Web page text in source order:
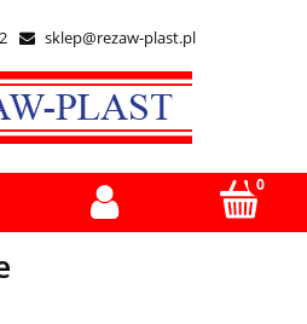
 sklep@rezaw-plast.pl